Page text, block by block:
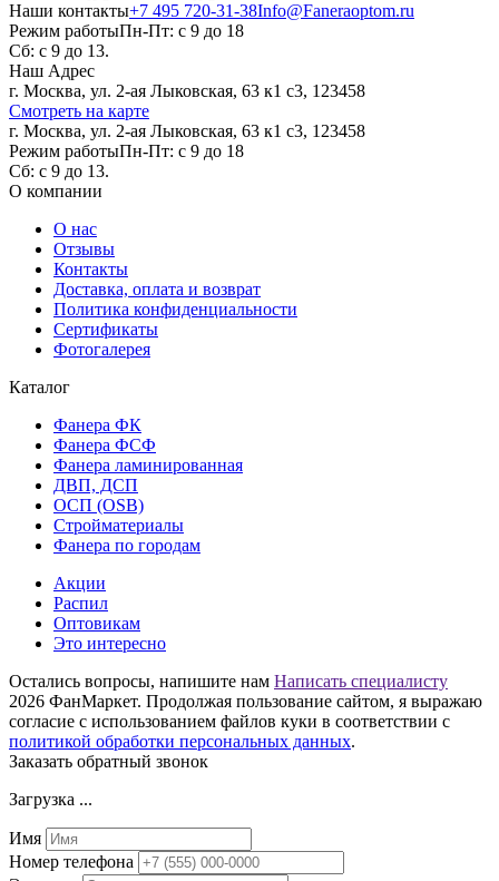
Наши контакты+7 495 720-31-38Info@Faneraoptom.ru
Режим работыПн-Пт: с 9 до 18
Сб: с 9 до 13.
Наш Адрес
г. Москва, ул. 2-ая Лыковская, 63 к1 с3, 123458
Смотреть на карте
г. Москва, ул. 2-ая Лыковская, 63 к1 с3, 123458
Режим работыПн-Пт: с 9 до 18
Сб: с 9 до 13.
О компании
О нас
Отзывы
Контакты
Доставка, оплата и возврат
Политика конфиденциальности
Сертификаты
Фотогалерея
Каталог
Фанера ФК
Фанера ФСФ
Фанера ламинированная
ДВП, ДСП
ОСП (OSB)
Стройматериалы
Фанера по городам
Акции
Распил
Оптовикам
Это интересно
Остались вопросы, напишите нам Написать специалисту
2026 ФанМаркет. Продолжая пользование сайтом, я выражаю
согласие с использованием файлов куки в соответствии с
политикой обработки персональных данных.
Заказать обратный звонок
Загрузка ...
Имя
Номер телефона